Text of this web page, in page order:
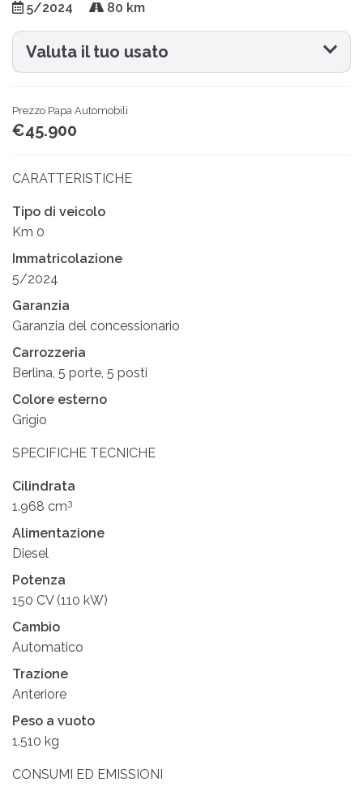
5/2024 80 km
Valuta il tuo usato
Prezzo Papa Automobili
€45.900
CARATTERISTICHE
Tipo di veicolo
Km 0
Immatricolazione
5/2024
Garanzia
Garanzia del concessionario
Carrozzeria
Berlina, 5 porte, 5 posti
Colore esterno
Grigio
SPECIFICHE TECNICHE
Cilindrata
1.968 cm3
Alimentazione
Diesel
Potenza
150 CV (110 kW)
Cambio
Automatico
Trazione
Anteriore
Peso a vuoto
1.510 kg
CONSUMI ED EMISSIONI